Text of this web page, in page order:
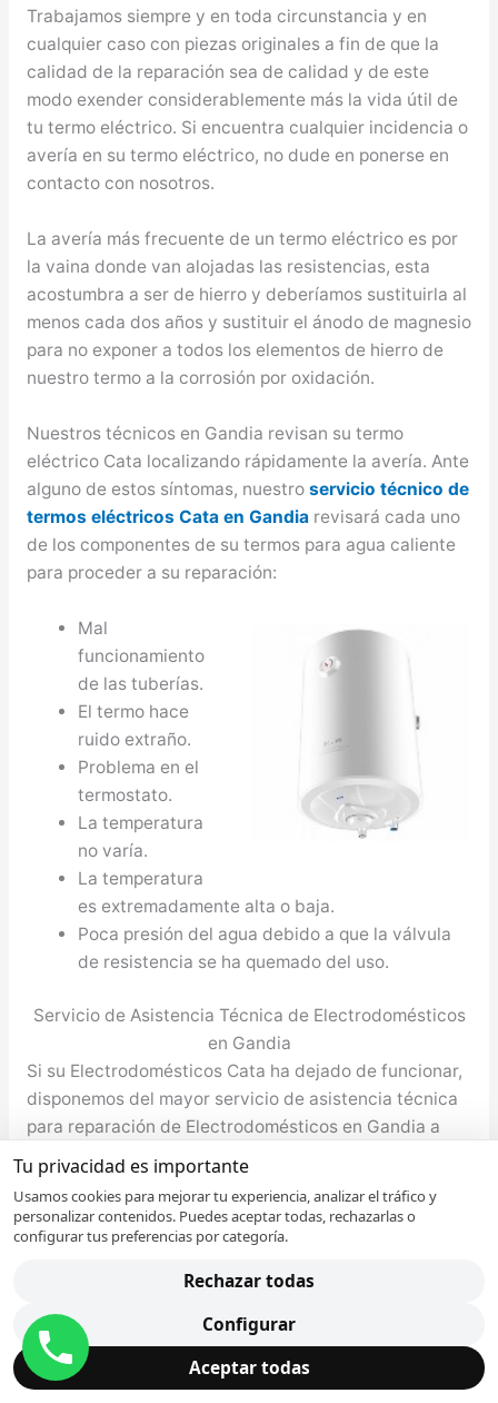
Trabajamos siempre y en toda circunstancia y en
cualquier caso con piezas originales a fin de que la
calidad de la reparación sea de calidad y de este
modo exender considerablemente más la vida útil de
tu termo eléctrico. Si encuentra cualquier incidencia o
avería en su termo eléctrico, no dude en ponerse en
contacto con nosotros.
La avería más frecuente de un termo eléctrico es por
la vaina donde van alojadas las resistencias, esta
acostumbra a ser de hierro y deberíamos sustituirla al
menos cada dos años y sustituir el ánodo de magnesio
para no exponer a todos los elementos de hierro de
nuestro termo a la corrosión por oxidación.
Nuestros técnicos en Gandia revisan su termo
eléctrico Cata localizando rápidamente la avería. Ante
alguno de estos síntomas, nuestro servicio técnico de
termos eléctricos Cata en Gandiarevisará cada uno
de los componentes de su termos para agua caliente
para proceder a su reparación:
Mal
funcionamiento
de las tuberías.
El termo hace
ruido extraño.
Problema en el
termostato.
La temperatura
no varía.
La temperatura
es extremadamente alta o baja.
Poca presión del agua debido a que la válvula
de resistencia se ha quemado del uso.
Servicio de Asistencia Técnica de Electrodomésticos
en Gandia
Si su Electrodomésticos Cata ha dejado de funcionar,
disponemos del mayor servicio de asistencia técnica
para reparación de Electrodomésticos en Gandia a
domicilio. Aproveche las ventajas exclusivas que
ofrece nuestro servicio y que ninguna otra empresa
ofrece.
su consulta. Nuestro personal recogerá sus datos y al
instante se pondrá en contacto con el técnico en
Gandia para arreglar su aparato averiado.
Inmediatamente y sin incremento de coste el técnico
Tu privacidad es importante
Usamos cookies para mejorar tu experiencia, analizar el tráfico y
personalizar contenidos. Puedes aceptar todas, rechazarlas o
configurar tus preferencias por categoría.
Rechazar todas
Configurar
Aceptar todas